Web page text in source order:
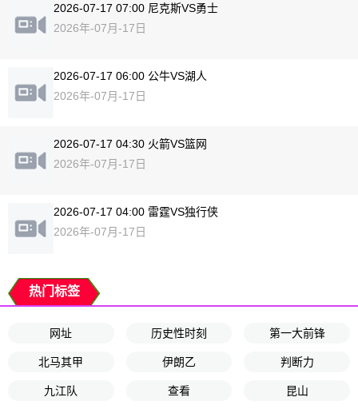
2026-07-17 07:00 尼克斯VS勇士
2026年-07月-17日
2026-07-17 06:00 公牛VS湖人
2026年-07月-17日
2026-07-17 04:30 火箭VS篮网
2026年-07月-17日
2026-07-17 04:00 雷霆VS独行侠
2026年-07月-17日
热门标签
网址 历史性时刻 第一大前锋
北马其甲 伊朗乙 判断力
九江队 查看 昆山